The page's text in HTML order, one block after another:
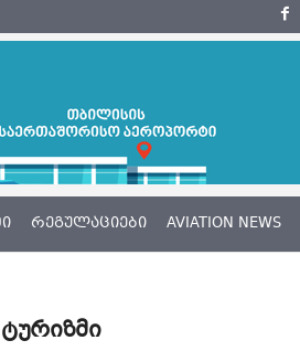
ᲠᲔᲒᲣᲚᲐᲪᲘᲔᲑᲘ AVIATION NEWS